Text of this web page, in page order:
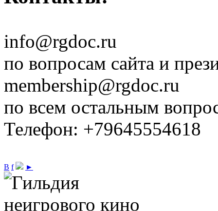
info@rgdoc.ru
по вопросам сайта и
membership@rgdoc.ru
по всем остальным
Телефон: +79645554618
В f ►